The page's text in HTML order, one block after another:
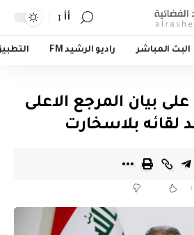
أأ
البث المباشر راديو الرشيد FM
بيان المرجع الاعلى
لقائه بلاسخارت